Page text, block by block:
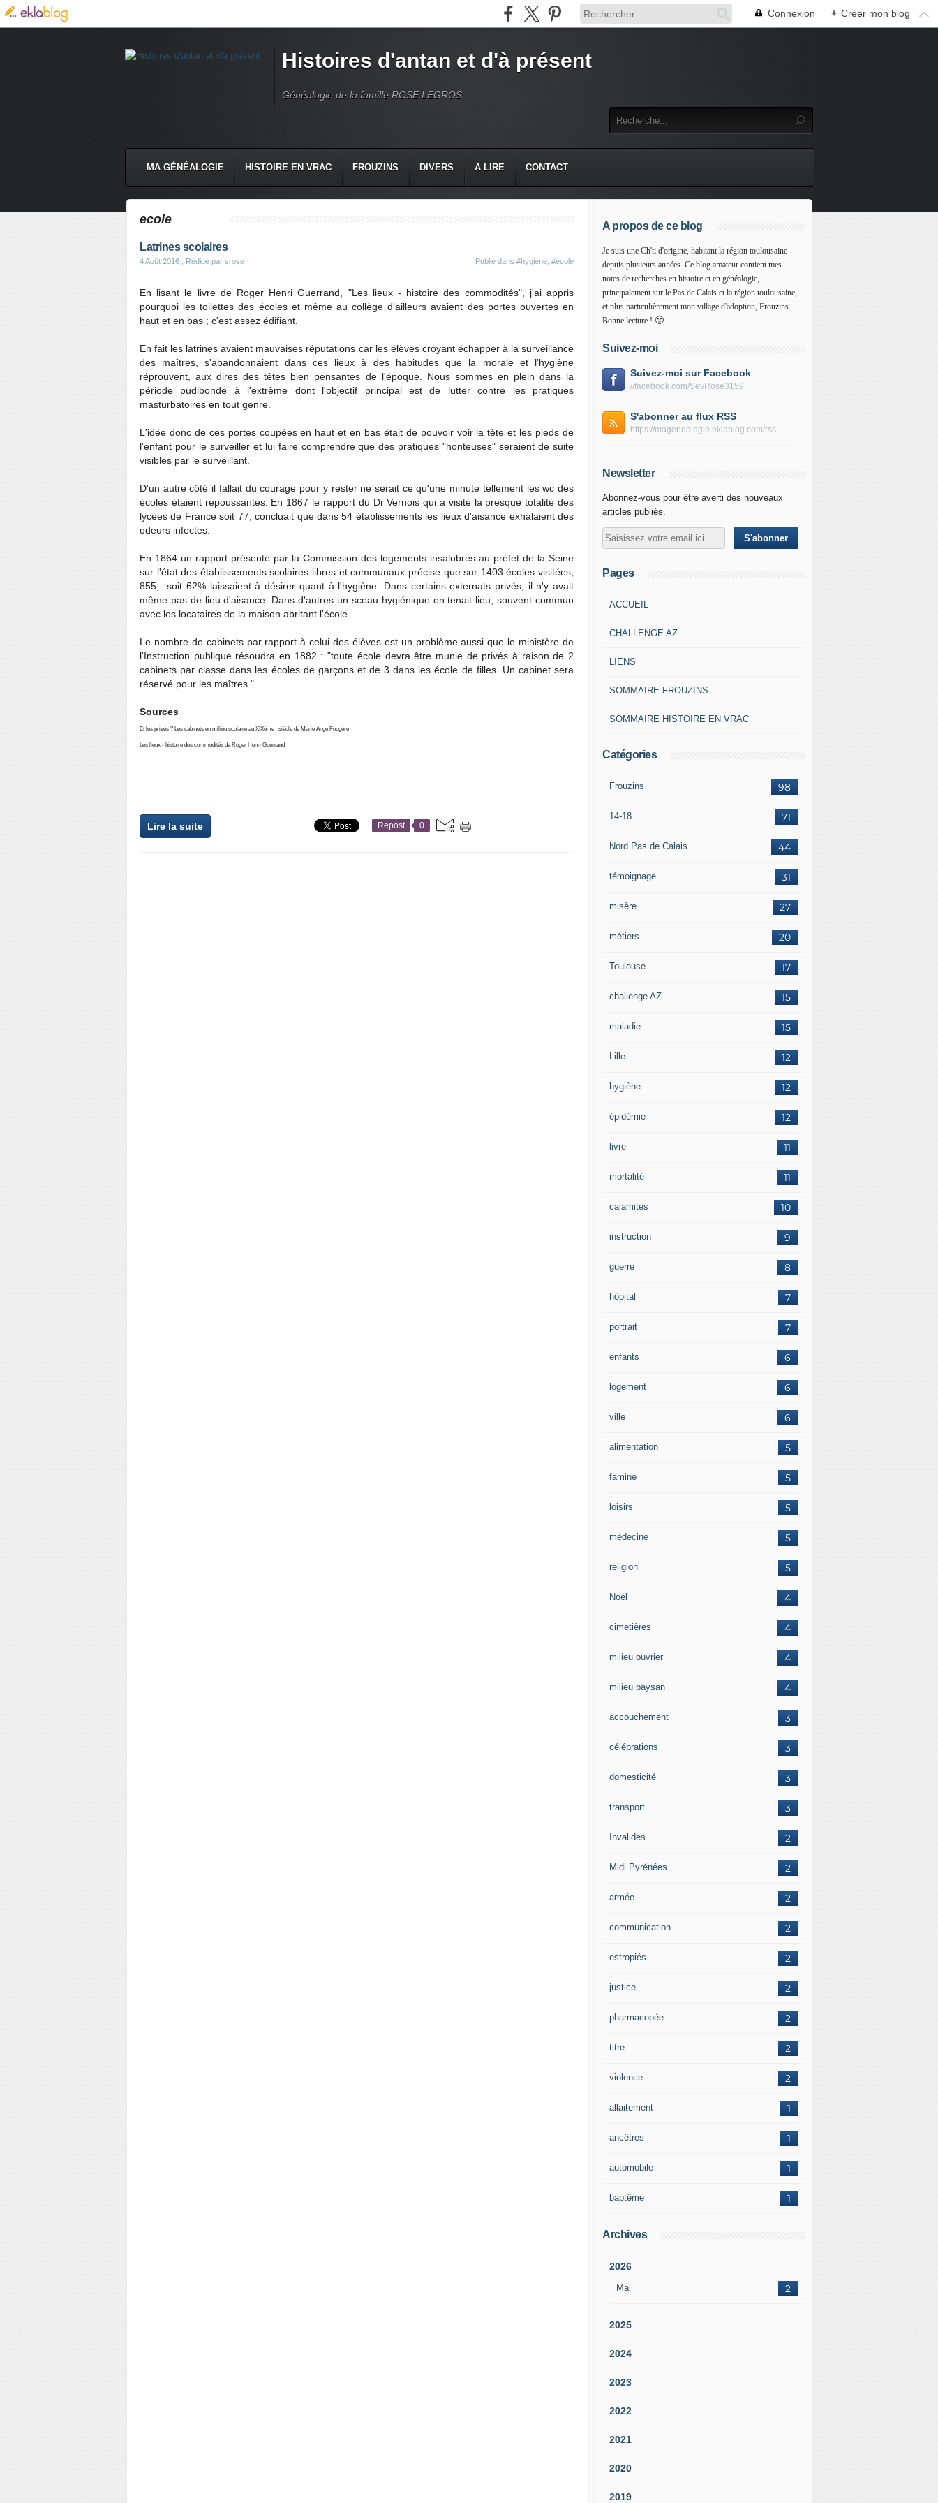
Connexion + Créer mon blog
Histoires d'antan et d'à présent
Généalogie de la famille ROSE LEGROS
MA GÉNÉALOGIE HISTOIRE EN VRAC FROUZINS DIVERS A LIRE CONTACT
ecole
Latrines scolaires
4 Août 2016 , Rédigé par srose Publié dans #hygiène #école
En lisant le livre de Roger Henri Guerrand, "Les lieux - histoire des commodités", j'ai appris
pourquoi les toilettes des écoles et même au collège d'ailleurs avaient des portes ouvertes en
haut et en bas ; c'est assez édifiant.
En fait les latrines avaient mauvaises réputations car les élèves croyant échapper à la surveillance
des maîtres, s'abandonnaient dans ces lieux à des habitudes que la morale et l'hygiène
réprouvent, aux dires des têtes bien pensantes de l'époque. Nous sommes en plein dans la
période pudibonde à l'extrême dont l'objectif principal est de lutter contre les pratiques
masturbatoires en tout genre.
L'idée donc de ces portes coupées en haut et en bas était de pouvoir voir la tête et les pieds de
l'enfant pour le surveiller et lui faire comprendre que des pratiques "honteuses" seraient de suite
visibles par le surveillant.
D'un autre côté il fallait du courage pour y rester ne serait ce qu'une minute tellement les wc des
écoles étaient repoussantes. En 1867 le rapport du Dr Vernois qui a visité la presque totalité des
lycées de France soit 77, concluait que dans 54 établissements les lieux d'aisance exhalaient des
odeurs infectes.
En 1864 un rapport présenté par la Commission des logements insalubres au préfet de la Seine
sur l'état des établissements scolaires libres et communaux précise que sur 1403 écoles visitées,
855, soit 62% laissaient à désirer quant à l'hygiène. Dans certains externats privés, il n'y avait
même pas de lieu d'aisance. Dans d'autres un sceau hygiénique en tenait lieu, souvent commun
avec les locataires de la maison abritant l'école.
Le nombre de cabinets par rapport à celui des élèves est un problème aussi que le ministère de
l'Instruction publique résoudra en 1882 : "toute école devra être munie de privés à raison de 2
cabinets par classe dans les écoles de garçons et de 3 dans les école de filles. Un cabinet sera
réservé pour les maîtres."
Sources
Et les privés ? Les cabinets en milieu scolaire au XIXème siècle de Marie Ange Fougère
Les lieux - histoire des commodités de Roger Henri Guerrand
Lire la suite Repost 0
A propos de ce blog
Je suis une Ch'ti d'origine, habitant la région toulousaine
depuis plusieurs années. Ce blog amateur contient mes
notes de recherches en histoire et en généalogie,
principalement sur le Pas de Calais et la région toulousaine,
et plus particulièrement mon village d'adoption, Frouzins.
Bonne lecture ! 🙂
Suivez-moi
Suivez-moi sur Facebook
//facebook.com/SevRose3159
S'abonner au flux RSS
https://magenealogie.eklablog.com/rss
Newsletter
Abonnez-vous pour être averti des nouveaux
articles publiés.
Pages
ACCUEIL
CHALLENGE AZ
LIENS
SOMMAIRE FROUZINS
SOMMAIRE HISTOIRE EN VRAC
Catégories
98
Frouzins
71
14-18
44
Nord Pas de Calais
31
témoignage
27
misère
20
métiers
17
Toulouse
15
challenge AZ
15
maladie
12
Lille
12
hygiène
12
épidémie
11
livre
11
mortalité
10
calamités
9
instruction
8
guerre
7
hôpital
7
portrait
6
enfants
6
logement
6
ville
5
alimentation
5
famine
5
loisirs
5
médecine
5
religion
4
Noël
4
cimetières
4
milieu ouvrier
4
milieu paysan
3
accouchement
3
célébrations
3
domesticité
3
transport
2
Invalides
2
Midi Pyrénées
2
armée
2
communication
2
estropiés
2
justice
2
pharmacopée
2
titre
2
violence
1
allaitement
1
ancêtres
1
automobile
1
baptême
Archives
2026
Mai 2
2025
2024
2023
2022
2021
2020
2019